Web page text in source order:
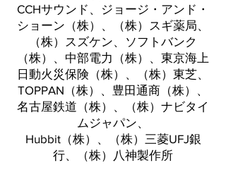
CCHサウンド、ジョージ・アンド・
ショーン（株）、（株）スギ薬局、
（株）スズケン、ソフトバンク
（株）、中部電力（株）、東京海上
日動火災保険（株）、（株）東芝、
TOPPAN（株）、豊田通商（株）、
名古屋鉄道（株）、（株）ナビタイ
ムジャパン、
Hubbit（株）、（株）三菱UFJ銀
行、（株）八神製作所